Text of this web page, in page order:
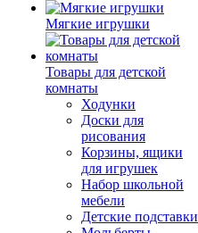
Мягкие игрушки
Товары для детской
комнаты
Ходунки
Доски для
рисования
Корзины, ящики
для игрушек
Набор школьной
мебели
Детские подставки